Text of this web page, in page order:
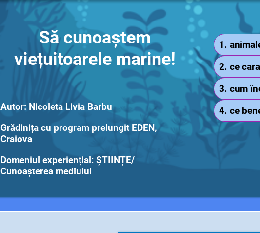
Să cunoaștem
viețuitoarele marine!
Autor: Nicoleta Livia Barbu
Grădinița cu program prelungit EDEN,
Craiova
Domeniul experiențial: ȘTIINȚE/
Cunoașterea mediului
1.
2. ce
3. cum
4. ce